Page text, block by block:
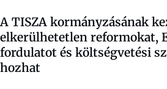
A TISZA kormányzásának
elkerülhetetlen reformokat,
fordulatot és költségvetési
hozhat